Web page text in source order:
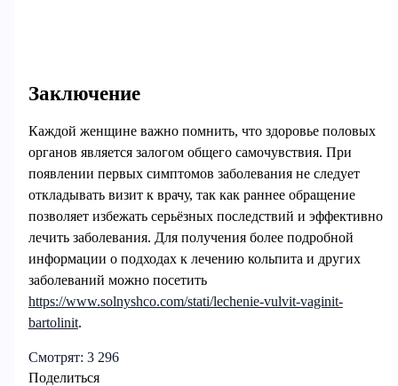
Заключение
Каждой женщине важно помнить, что здоровье половых
органов является залогом общего самочувствия. При
появлении первых симптомов заболевания не следует
откладывать визит к врачу, так как раннее обращение
позволяет избежать серьёзных последствий и эффективно
лечить заболевания. Для получения более подробной
информации о подходах к лечению кольпита и других
заболеваний можно посетить
https://www.solnyshco.com/stati/lechenie-vulvit-vaginit-
bartolinit.
Смотрят: 3 296
Поделиться